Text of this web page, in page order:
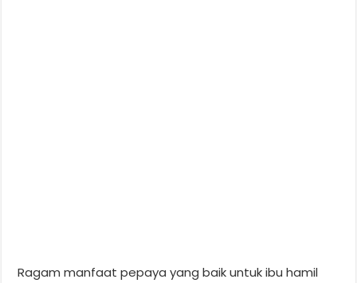
Ragam manfaat pepaya yang baik untuk ibu hamil